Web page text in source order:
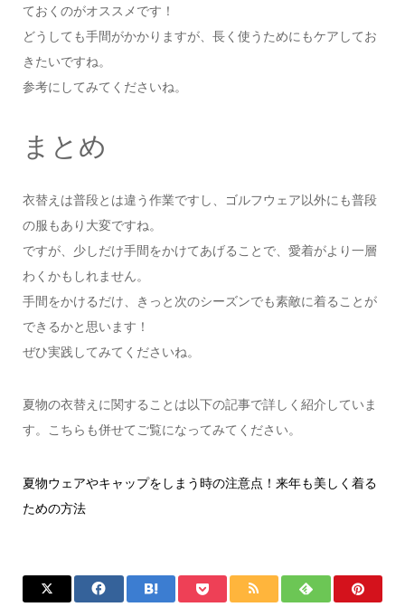
ておくのがオススメです！
どうしても手間がかかりますが、長く使うためにもケアしてお
きたいですね。
参考にしてみてくださいね。
まとめ
衣替えは普段とは違う作業ですし、ゴルフウェア以外にも普段
の服もあり大変ですね。
ですが、少しだけ手間をかけてあげることで、愛着がより一層
わくかもしれません。
手間をかけるだけ、きっと次のシーズンでも素敵に着ることが
できるかと思います！
ぜひ実践してみてくださいね。
夏物の衣替えに関することは以下の記事で詳しく紹介していま
す。こちらも併せてご覧になってみてください。
夏物ウェアやキャップをしまう時の注意点！来年も美しく着る
ための方法